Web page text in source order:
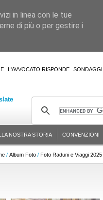
L'AVVOCATO RISPONDE SONDAGGI
NOSTRA STORIA CONVENZIONI
/ Album Foto / Foto Raduni e Viaggi 2025
in linea con le tue
di più o per gestire i